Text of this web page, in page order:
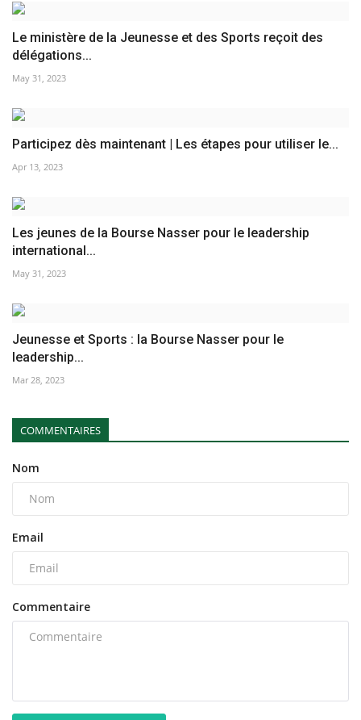
Le ministère de la Jeunesse et des Sports reçoit des
délégations...
May 31, 2023
Participez dès maintenant | Les étapes pour utiliser le...
Apr 13, 2023
Les jeunes de la Bourse Nasser pour le leadership
international...
May 31, 2023
Jeunesse et Sports : la Bourse Nasser pour le
leadership...
Mar 28, 2023
COMMENTAIRES
Nom
Email
Commentaire